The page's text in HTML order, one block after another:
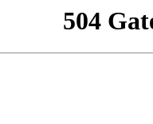
504